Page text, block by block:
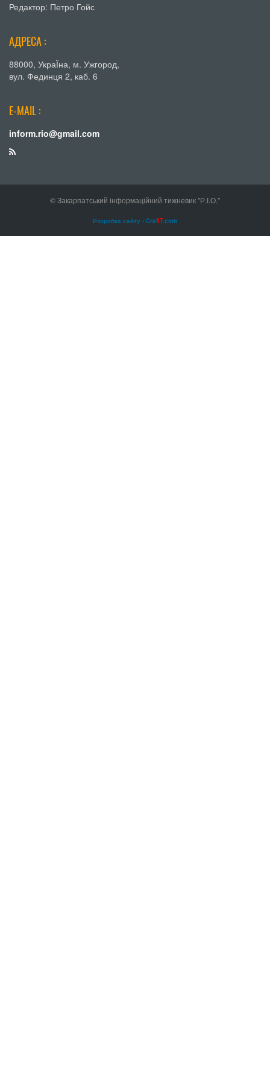
Редактор: Петро Гойс
АДРЕСА :
88000, УкраЇна, м. Ужгород,
вул. Фединця 2, каб. 6
E-MAIL :
inform.rio@gmail.com
© Закарпатський інформаційний тижневик "Р.І.О."
Розробка сайту - CrafIT.com